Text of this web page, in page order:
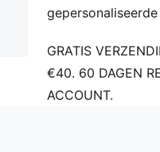
GRATIS
€40. 60 DAGEN
ACCOUNT.